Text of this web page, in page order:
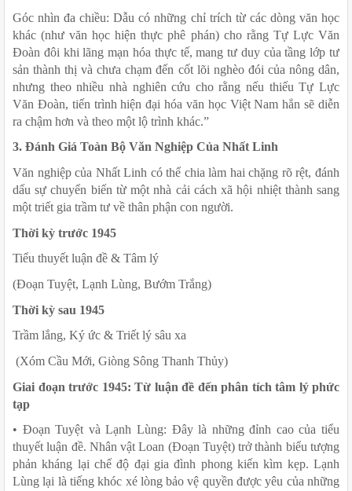
Góc nhìn đa chiều: Dẫu có những chỉ trích từ các dòng văn học
khác (như văn học hiện thực phê phán) cho rằng Tự Lực Văn
Đoàn đôi khi lãng mạn hóa thực tế, mang tư duy của tầng lớp tư
sản thành thị và chưa chạm đến cốt lõi nghèo đói của nông dân,
nhưng theo nhiều nhà nghiên cứu cho rằng nếu thiếu Tự Lực
Văn Đoàn, tiến trình hiện đại hóa văn học Việt Nam hẳn sẽ diễn
ra chậm hơn và theo một lộ trình khác.”
3. Đánh Giá Toàn Bộ Văn Nghiệp Của Nhất Linh
Văn nghiệp của Nhất Linh có thể chia làm hai chặng rõ rệt, đánh
dấu sự chuyển biến từ một nhà cải cách xã hội nhiệt thành sang
một triết gia trầm tư về thân phận con người.
Thời kỳ trước 1945
Tiểu thuyết luận đề & Tâm lý
(Đoạn Tuyệt, Lạnh Lùng, Bướm Trắng)
Thời kỳ sau 1945
Trầm lắng, Ký ức & Triết lý sâu xa
(Xóm Cầu Mới, Giòng Sông Thanh Thủy)
Giai đoạn trước 1945: Từ luận đề đến phân tích tâm lý phức
tạp
• Đoạn Tuyệt và Lạnh Lùng: Đây là những đỉnh cao của tiểu
thuyết luận đề. Nhân vật Loan (Đoạn Tuyệt) trở thành biểu tượng
phản kháng lại chế độ đại gia đình phong kiến kìm kẹp. Lạnh
Lùng lại là tiếng khóc xé lòng bảo vệ quyền được yêu của những